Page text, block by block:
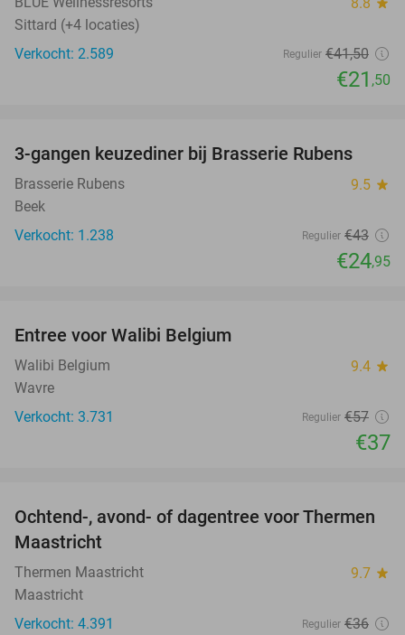
Sittard (+4 locaties)
Verkocht: 2.589
Regulier €41,50
€21 ,50
42%
3-gangen keuzediner bij Brasserie Rubens
Brasserie Rubens 9.5 star
Beek
Verkocht: 1.238
Regulier €43
€24,95
Entree voor Walibi Belgium
Walibi Belgium 9.4 star
Wavre
Verkocht: 3.731
Regulier €57
€37
25%
Ochtend-, avond- of dagentree voor Thermen
Maastricht
Thermen Maastricht 9.7 star
Maastricht
Verkocht: 4.391
Regulier €36